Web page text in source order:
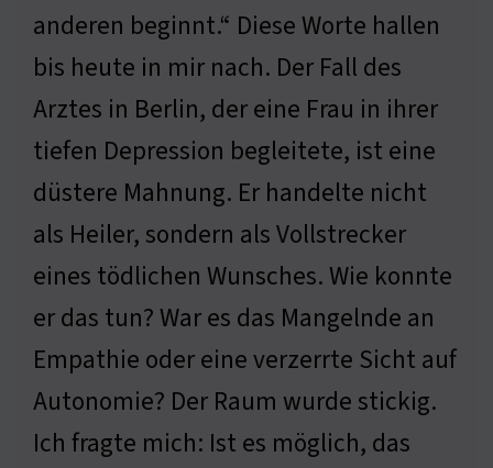
anderen beginnt.“ Diese Worte hallen
bis heute in mir nach. Der Fall des
Arztes in Berlin, der eine Frau in ihrer
tiefen Depression begleitete, ist eine
düstere Mahnung. Er handelte nicht
als Heiler, sondern als Vollstrecker
eines tödlichen Wunsches. Wie konnte
er das tun? War es das Mangelnde an
Empathie oder eine verzerrte Sicht auf
Autonomie? Der Raum wurde stickig.
Ich fragte mich: Ist es möglich, das